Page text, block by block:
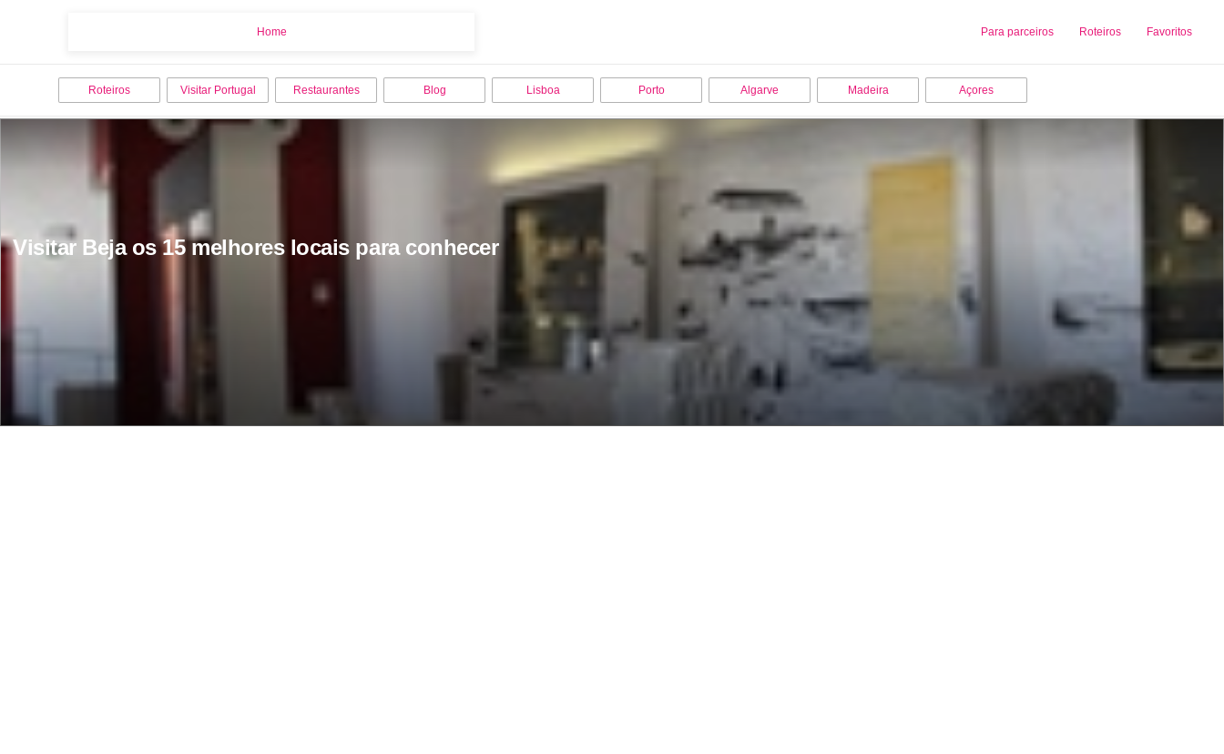
Home Para parceiros Roteiros Favoritos
Sobre nós Adicionar uma Empresa
Roteiros Visitar Portugal Restaurantes Blog Lisboa Porto Algarve Madeira Açores
Visitar Beja os 15 melhores locais para conhecer